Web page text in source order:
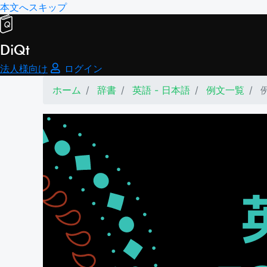
本文へスキップ
DiQt
法人様向け
ログイン
ホーム
辞書 英語 - 日本語 例文一覧